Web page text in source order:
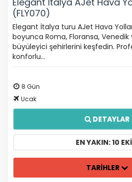
Ziyaretçilerin siteyi nasıl
ölçeriz. Hangi sayfaların popüler
kullanıcıların nerede zorluk
yardımcı olur.
Pazarlama Çerezleri
Size ve ilgi alanlarınıza uygun
için kullanılır. Kapatırsanız
edersiniz, ancak daha az alakalı
(FLY070)
Elegant İtalya turu AJet Hava
boyunca Roma, Floransa, Venedik
büyüleyici şehirlerini keşfedin.
konforlu…
8 Gün
Ucak
DETAYLAR
EN YAKIN: 10
TARİHLER